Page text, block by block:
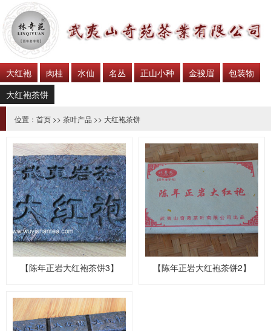
大红袍 肉桂 水仙 名丛 正山小种 金骏眉
包装物
大红袍茶饼
位置： 首页 >> 茶叶产品 >> 大红袍茶饼
【陈年正岩大红袍茶饼3】 【陈年正岩大红袍茶饼2】